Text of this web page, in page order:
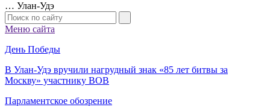
… Улан-Удэ
Меню сайта
День Победы
В Улан-Удэ вручили нагрудный знак «85 лет битвы за
Москву» участнику ВОВ
Парламентское обозрение